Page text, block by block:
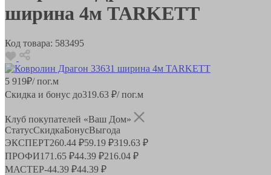
ширина 4м TARKETT
Код товара: 583495
5 919₽/ пог.м
Скидка и бонус до319.63 ₽/ пог.м
Клуб покупателей «Ваш Дом»
СтатусСкидкаБонусВыгода
ЭКСПЕРТ260.44 ₽59.19 ₽319.63 ₽
ПРОФИ171.65 ₽44.39 ₽216.04 ₽
МАСТЕР-44.39 ₽44.39 ₽